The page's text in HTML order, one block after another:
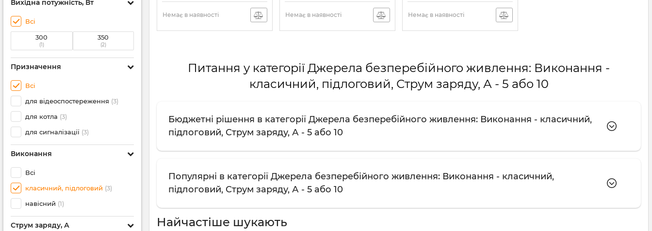
Вихідна потужність, Вт
Всі
300
(1)
350
(2)
Призначення
Всі
для відеоспостереження (3)
для котла (3)
для сигналізації (3)
Виконання
Всі
класичний, підлоговий (3)
навісний (1)
Струм заряду, А
Немає в наявності Немає в наявності Немає в наявності
Питання у категорії Джерела безперебійного живлення: Виконання -
класичний, підлоговий, Струм заряду, А - 5 або 10
Бюджетні рішення в категорії Джерела безперебійного живлення: Виконання - класичний,
підлоговий, Струм заряду, А - 5 або 10
Популярні в категорії Джерела безперебійного живлення: Виконання - класичний,
підлоговий, Струм заряду, А - 5 або 10
Найчастіше шукають